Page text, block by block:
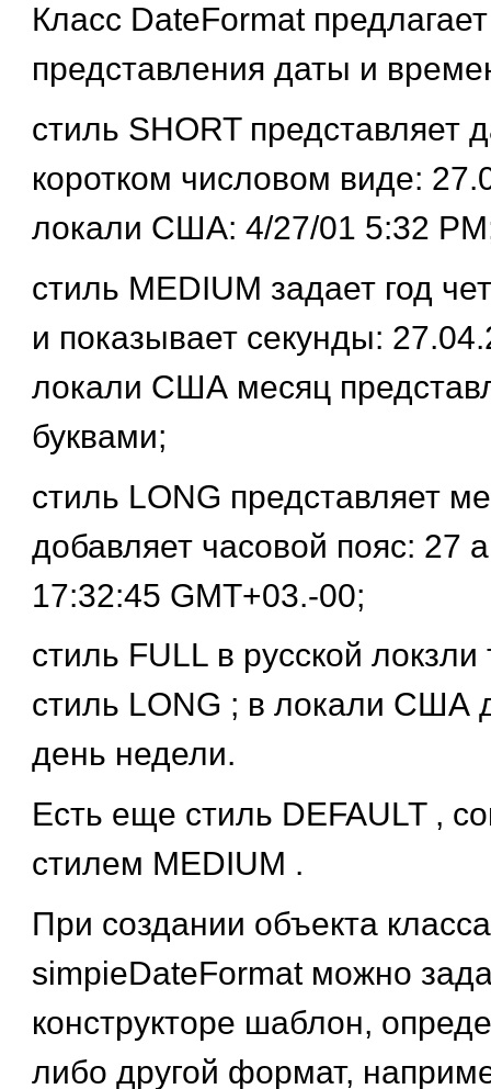
Класс DateFormat
представления даты и
стиль SHORT представляет
коротком числовом виде:
локали США: 4/27/01 5:32
стиль MEDIUM задает год
и показывает секунды:
локали США месяц
буквами;
стиль LONG представляет
добавляет часовой пояс: 27
17:32:45 GMT+03.-00;
стиль FULL в русской
стиль LONG ; в локали США
день недели.
Есть еще стиль DEFAULT ,
стилем MEDIUM .
При создании объекта класса
simpieDateFormat можно
конструкторе шаблон,
либо другой формат,